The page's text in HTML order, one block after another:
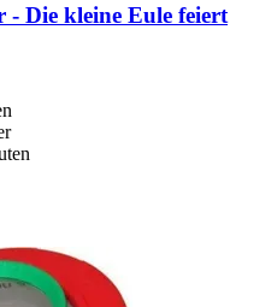
Die kleine Eule feiert